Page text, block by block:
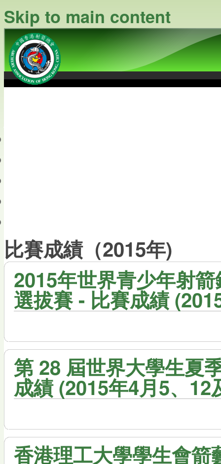
Skip to main content
比賽成績（2015年)
2015年世界青少年射
選拔賽 - 比賽成績
第 28 屆世界大學生夏
成績 (2015年4月5、12
香港理工大學學生會箭